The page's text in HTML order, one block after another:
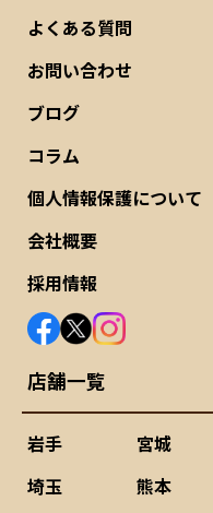
よくある質問
お問い合わせ
ブログ
コラム
個人情報保護について
会社概要
採用情報
店舗一覧
岩手 宮城
埼玉
熊本